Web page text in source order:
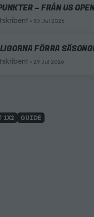
– FRÅN US
30 Jul 2026
FÖRRA
29 Jul 2026
1X2 GUIDE